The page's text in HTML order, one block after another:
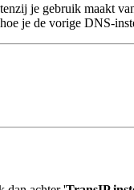
je gebruik maakt
je de vorige DNS-